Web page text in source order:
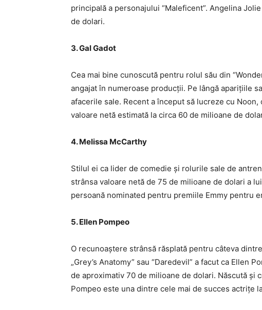
principală a personajului “Maleficent”. Angelina
de dolari.
3. Gal Gadot
Cea mai bine cunoscută pentru rolul său din
angajat în numeroase producții. Pe lângă aparițiile
afacerile sale. Recent a început să lucreze cu
valoare netă estimată la circa 60 de milioane de
4. Melissa McCarthy
Stilul ei ca lider de comedie și rolurile sale de
strânsa valoare netă de 75 de milioane de dolari a
persoană nominated pentru premiile Emmy pentru
5. Ellen Pompeo
O recunoaștere strânsă răsplată pentru câteva
„Grey’s Anatomy” sau “Daredevil” a facut ca Ellen
de aproximativ 70 de milioane de dolari. Născută și
Pompeo este una dintre cele mai de succes actrițe